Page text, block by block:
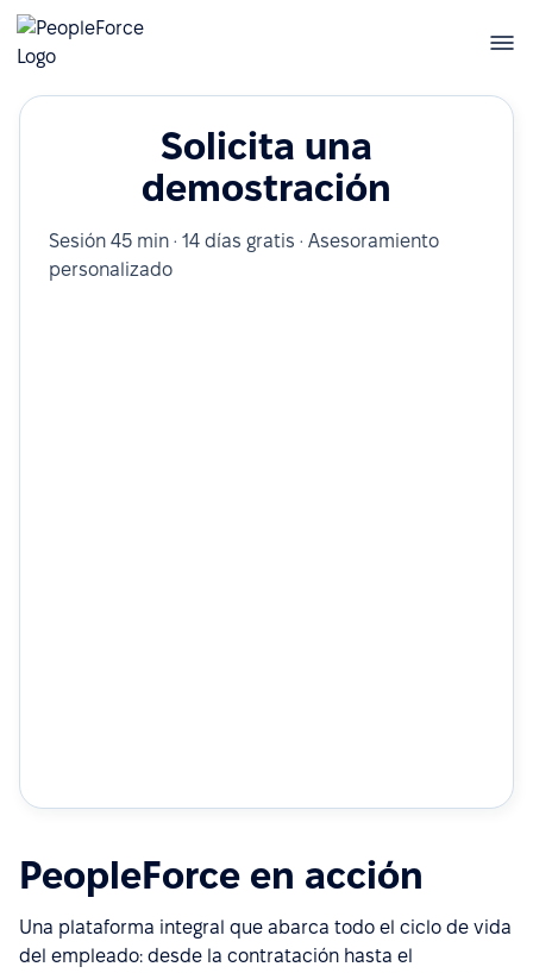
PeopleForce en acción
Una plataforma integral que abarca todo el ciclo de vida
del empleado: desde la contratación hasta el
Solicita una
demostración
Sesión 45 min · 14 días gratis · Asesoramiento
personalizado